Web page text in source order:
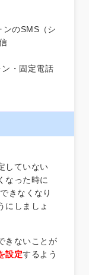
のSMS（シ
・固定電話
していない
なった時に
きなくなり
にしましょ
きないことが
設定するよう